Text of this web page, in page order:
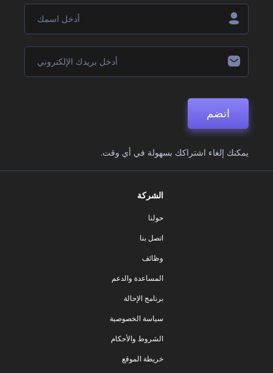
انضم
يمكنك إلغاء اشتراكك بسهولة في أي وقت.
الشركة
حولنا
اتصل بنا
وظائف
المساعدة والدعم
برنامج الإحالة
سياسة الخصوصية
الشروط والأحكام
خريطة الموقع